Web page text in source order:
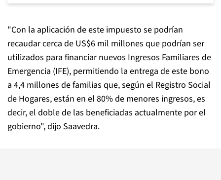
"Con la aplicación de este impuesto se podrían
recaudar cerca de US$6 mil millones que podrían ser
utilizados para financiar nuevos Ingresos Familiares de
Emergencia (IFE), permitiendo la entrega de este bono
a 4,4 millones de familias que, según el Registro Social
de Hogares, están en el 80% de menores ingresos, es
decir, el doble de las beneficiadas actualmente por el
gobierno", dijo Saavedra.